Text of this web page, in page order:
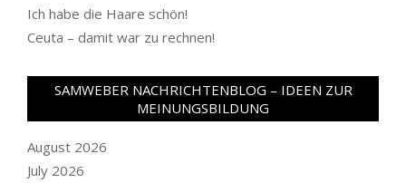
Ich habe die Haare schön!
Ceuta – damit war zu rechnen!
SAMWEBER NACHRICHTENBLOG – IDEEN ZUR
MEINUNGSBILDUNG
August 2026
July 2026